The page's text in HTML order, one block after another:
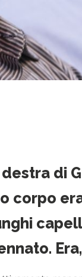
di
corpo